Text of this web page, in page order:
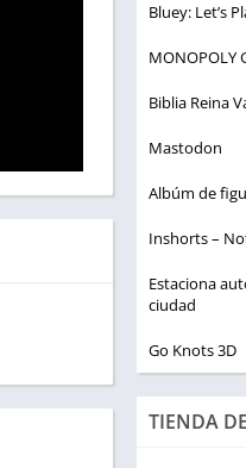
Bluey: Let’s
MONOPOLY
Biblia Reina
Mastodon
Albúm de
Inshorts –
Estaciona
ciudad
Go Knots 3D
TIENDA